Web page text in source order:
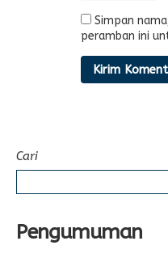
Simpan
peramban ini
Cari
Pengumuman